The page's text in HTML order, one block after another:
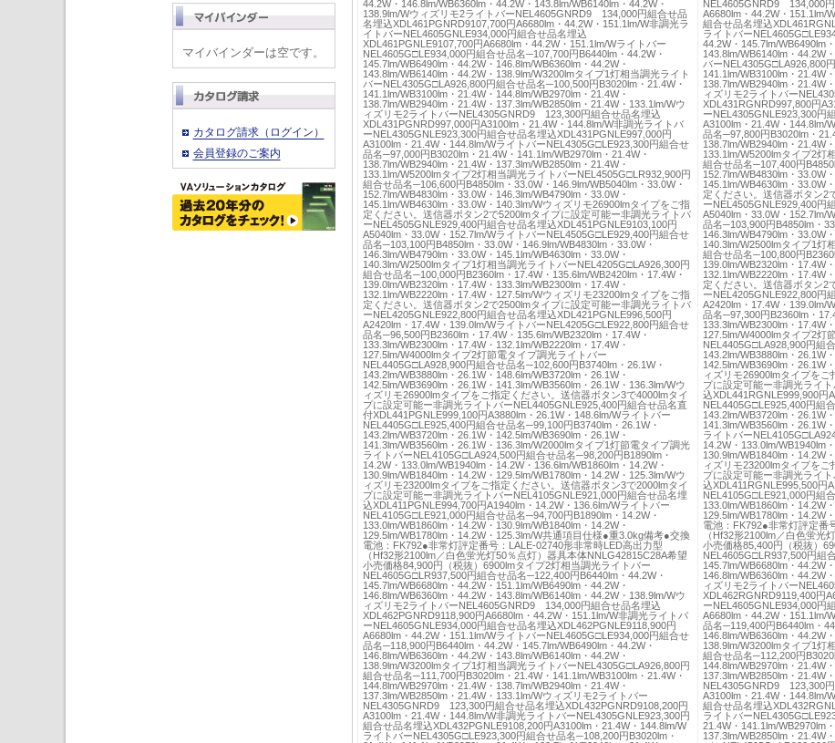
44.2W・146.8lm/WB6360lm・44.2W・143.8lm/WB6140lm・44.2W・
138.9lm/Wウィズリモ2ライトバーNEL4605GNRD9 134,000円組合せ品
名埋込XDL461PGNRD9107,700円A6680lm・44.2W・151.1lm/W非調光ラ
イトバーNEL4605GNLE934,000円組合せ品名埋込
XDL461PGNLE9107,700円A6680lm・44.2W・151.1lm/Wライトバー
NEL4605G□LE934,000円組合せ品名─107,700円B6440lm・44.2W・
145.7lm/WB6490lm・44.2W・146.8lm/WB6360lm・44.2W・
143.8lm/WB6140lm・44.2W・138.9lm/W3200lmタイプ1灯相当調光ライト
バーNEL4305G□LA926,800円組合せ品名─100,500円B3020lm・21.4W・
141.1lm/WB3100lm・21.4W・144.8lm/WB2970lm・21.4W・
138.7lm/WB2940lm・21.4W・137.3lm/WB2850lm・21.4W・133.1lm/Wウ
ィズリモ2ライトバーNEL4305GNRD9 123,300円組合せ品名埋込
XDL431PGNRD997,000円A3100lm・21.4W・144.8lm/W非調光ライトバ
ーNEL4305GNLE923,300円組合せ品名埋込XDL431PGNLE997,000円
A3100lm・21.4W・144.8lm/WライトバーNEL4305G□LE923,300円組合せ
品名─97,000円B3020lm・21.4W・141.1lm/WB2970lm・21.4W・
138.7lm/WB2940lm・21.4W・137.3lm/WB2850lm・21.4W・
133.1lm/W5200lmタイプ2灯相当調光ライトバーNEL4505G□LR932,900円
組合せ品名─106,600円B4850lm・33.0W・146.9lm/WB5040lm・33.0W・
152.7lm/WB4830lm・33.0W・146.3lm/WB4790lm・33.0W・
145.1lm/WB4630lm・33.0W・140.3lm/Wウィズリモ26900lmタイプをご指
定ください。送信器ボタン2で5200lmタイプに設定可能ー非調光ライトバ
ーNEL4505GNLE929,400円組合せ品名埋込XDL451PGNLE9103,100円
A5040lm・33.0W・152.7lm/WライトバーNEL4505G□LE929,400円組合せ
品名─103,100円B4850lm・33.0W・146.9lm/WB4830lm・33.0W・
146.3lm/WB4790lm・33.0W・145.1lm/WB4630lm・33.0W・
140.3lm/W2500lmタイプ1灯相当調光ライトバーNEL4205G□LA926,300円
組合せ品名─100,000円B2360lm・17.4W・135.6lm/WB2420lm・17.4W・
139.0lm/WB2320lm・17.4W・133.3lm/WB2300lm・17.4W・
132.1lm/WB2220lm・17.4W・127.5lm/Wウィズリモ23200lmタイプをご指
定ください。送信器ボタン2で2500lmタイプに設定可能ー非調光ライトバ
ーNEL4205GNLE922,800円組合せ品名埋込XDL421PGNLE996,500円
A2420lm・17.4W・139.0lm/WライトバーNEL4205G□LE922,800円組合せ
品名─96,500円B2360lm・17.4W・135.6lm/WB2320lm・17.4W・
133.3lm/WB2300lm・17.4W・132.1lm/WB2220lm・17.4W・
127.5lm/W4000lmタイプ2灯節電タイプ調光ライトバー
NEL4405G□LA928,900円組合せ品名─102,600円B3740lm・26.1W・
143.2lm/WB3880lm・26.1W・148.6lm/WB3720lm・26.1W・
142.5lm/WB3690lm・26.1W・141.3lm/WB3560lm・26.1W・136.3lm/Wウ
ィズリモ26900lmタイプをご指定ください。送信器ボタン3で4000lmタイ
プに設定可能ー非調光ライトバーNEL4405GNLE925,400円組合せ品名直
付XDL441PGNLE999,100円A3880lm・26.1W・148.6lm/Wライトバー
NEL4405G□LE925,400円組合せ品名─99,100円B3740lm・26.1W・
143.2lm/WB3720lm・26.1W・142.5lm/WB3690lm・26.1W・
141.3lm/WB3560lm・26.1W・136.3lm/W2000lmタイプ1灯節電タイプ調光
ライトバーNEL4105G□LA924,500円組合せ品名─98,200円B1890lm・
14.2W・133.0lm/WB1940lm・14.2W・136.6lm/WB1860lm・14.2W・
130.9lm/WB1840lm・14.2W・129.5lm/WB1780lm・14.2W・125.3lm/Wウ
ィズリモ23200lmタイプをご指定ください。送信器ボタン3で2000lmタイ
プに設定可能ー非調光ライトバーNEL4105GNLE921,000円組合せ品名埋
込XDL411PGNLE994,700円A1940lm・14.2W・136.6lm/Wライトバー
NEL4105G□LE921,000円組合せ品名─94,700円B1890lm・14.2W・
133.0lm/WB1860lm・14.2W・130.9lm/WB1840lm・14.2W・
129.5lm/WB1780lm・14.2W・125.3lm/W共通項目仕様●重3.0kg備考●交換
電池：FK792●非常灯評定番号：LALE-02740形非常時LED高出力型
（Hf32形2100lm／白色蛍光灯50％点灯）器具本体NNLG42815C28A希望
小売価格84,900円（税抜）6900lmタイプ2灯相当調光ライトバー
NEL4605G□LR937,500円組合せ品名─122,400円B6440lm・44.2W・
145.7lm/WB6680lm・44.2W・151.1lm/WB6490lm・44.2W・
146.8lm/WB6360lm・44.2W・143.8lm/WB6140lm・44.2W・138.9lm/Wウ
ィズリモ2ライトバーNEL4605GNRD9 134,000円組合せ品名埋込
XDL462PGNRD9118,900円A6680lm・44.2W・151.1lm/W非調光ライトバ
ーNEL4605GNLE934,000円組合せ品名埋込XDL462PGNLE9118,900円
A6680lm・44.2W・151.1lm/WライトバーNEL4605G□LE934,000円組合せ
品名─118,900円B6440lm・44.2W・145.7lm/WB6490lm・44.2W・
146.8lm/WB6360lm・44.2W・143.8lm/WB6140lm・44.2W・
138.9lm/W3200lmタイプ1灯相当調光ライトバーNEL4305G□LA926,800円
組合せ品名─111,700円B3020lm・21.4W・141.1lm/WB3100lm・21.4W・
144.8lm/WB2970lm・21.4W・138.7lm/WB2940lm・21.4W・
137.3lm/WB2850lm・21.4W・133.1lm/Wウィズリモ2ライトバー
NEL4305GNRD9 123,300円組合せ品名埋込XDL432PGNRD9108,200円
A3100lm・21.4W・144.8lm/W非調光ライトバーNEL4305GNLE923,300円
組合せ品名埋込XDL432PGNLE9108,200円A3100lm・21.4W・144.8lm/W
ライトバーNEL4305G□LE923,300円組合せ品名─108,200円B3020lm・
NEL4605GNRD9 134,000
A6680lm・44.2W・151.1lm/
組合せ品名埋込
ライトバー
44.2W・145.7lm/WB6490lm
143.8lm/WB6140lm・44.2W
バーNEL4305G□LA926,800
141.1lm/WB3100lm・21.4W
138.7lm/WB2940lm・21.4W
ィズリモ2ライトバー
XDL431RGNRD997,800円
ーNEL4305GNLE923,300円
A3100lm・21.4W・144.8lm/
品名─97,800円B3020lm・
138.7lm/WB2940lm・21.4W
133.1lm/W5200lmタイプ2灯
組合せ品名─107,400円
152.7lm/WB4830lm・33.0W
145.1lm/WB4630lm・33.0W
定ください。送信器ボタン2
ーNEL4505GNLE929,400円
A5040lm・33.0W・152.7lm/
品名─103,900円B4850lm・
146.3lm/WB4790lm・33.0W
140.3lm/W2500lmタイプ1灯
組合せ品名─100,800円
139.0lm/WB2320lm・17.4W
132.1lm/WB2220lm・17.4W
定ください。送信器ボタン2
ーNEL4205GNLE922,800円
A2420lm・17.4W・139.0lm/
品名─97,300円B2360lm・
133.3lm/WB2300lm・17.4W
127.5lm/W4000lmタイプ2灯
NEL4405G□LA928,900円組
143.2lm/WB3880lm・26.1W
142.5lm/WB3690lm・26.1W
ィズリモ26900lmタイプを
プに設定可能ー非調光ライ
込XDL441RGNLE999,900円
NEL4405G□LE925,400円組
143.2lm/WB3720lm・26.1W
141.3lm/WB3560lm・26.1W
ライトバー
14.2W・133.0lm/WB1940lm
130.9lm/WB1840lm・14.2W
ィズリモ23200lmタイプを
プに設定可能ー非調光ライ
込XDL411RGNLE995,500円
NEL4105G□LE921,000円組
133.0lm/WB1860lm・14.2W
129.5lm/WB1780lm・14.2W
電池：FK792●非常灯評定番
（Hf32形2100lm／白色蛍光
小売価格85,400円（税抜）
NEL4605G□LR937,500円組
145.7lm/WB6680lm・44.2W
146.8lm/WB6360lm・44.2W
ィズリモ2ライトバー
XDL462RGNRD9119,400円
ーNEL4605GNLE934,000円
A6680lm・44.2W・151.1lm/
品名─119,400円B6440lm・
146.8lm/WB6360lm・44.2W
138.9lm/W3200lmタイプ1灯
組合せ品名─112,200円
144.8lm/WB2970lm・21.4W
137.3lm/WB2850lm・21.4W
NEL4305GNRD9 123,300
A3100lm・21.4W・144.8lm/
組合せ品名埋込
ライトバー
21.4W・141.1lm/WB2970lm
137.3lm/WB2850lm・21.4W
マイバインダーは空です。
カタログ請求（ログイン）
会員登録のご案内